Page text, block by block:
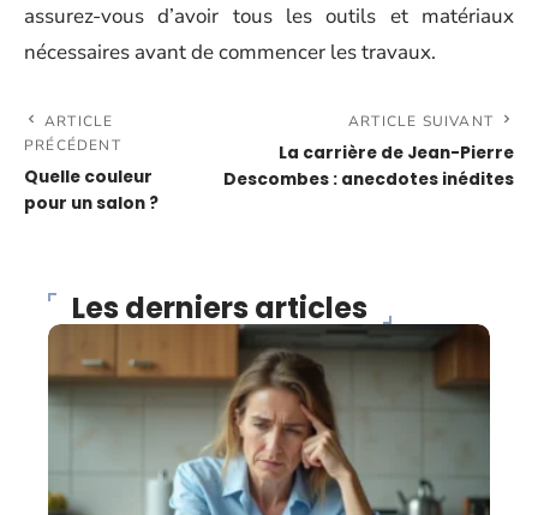
assurez-vous d’avoir tous les outils et matériaux
nécessaires avant de commencer les travaux.
ARTICLE
PRÉCÉDENT
Quelle couleur
pour un salon ?
ARTICLE SUIVANT
La carrière de Jean-Pierre
Descombes : anecdotes inédites
Les derniers articles